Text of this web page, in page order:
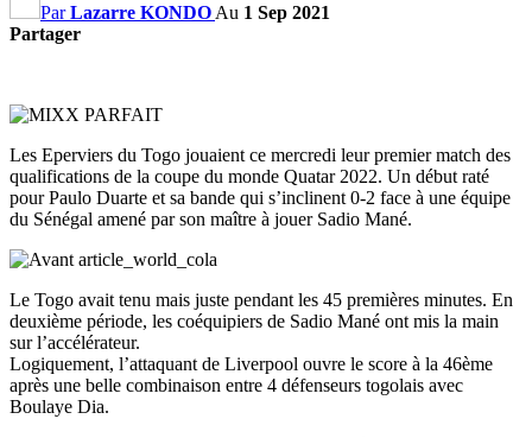
ParLazarre KONDO Au 1 Sep 2021
Partager
Les Eperviers du Togo jouaient ce mercredi leur premier match des
qualifications de la coupe du monde Quatar 2022. Un début raté
pour Paulo Duarte et sa bande qui s’inclinent 0-2 face à une équipe
du Sénégal amené par son maître à jouer Sadio Mané.
Le Togo avait tenu mais juste pendant les 45 premières minutes. En
deuxième période, les coéquipiers de Sadio Mané ont mis la main
sur l’accélérateur.
Logiquement, l’attaquant de Liverpool ouvre le score à la 46ème
après une belle combinaison entre 4 défenseurs togolais avec
Boulaye Dia.